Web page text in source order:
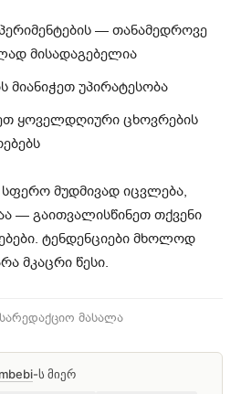
— თანამედროვე
მისადაგებელია
მიანიჭეთ უპირატესობა
ყოველდღიური ცხოვრების
სფერო მუდმივად იცვლება,
— გაითვალისწინეთ თქვენი
ტენდენციები მხოლოდ
მკაცრი წესი.
მასალა
-ს მიერ